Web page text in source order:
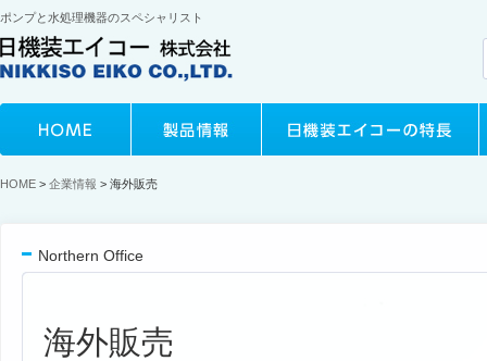
ポンプと水処理機器のスペシャリスト
HOME > 企業情報 > 海外販売
Northern Office
海外販売